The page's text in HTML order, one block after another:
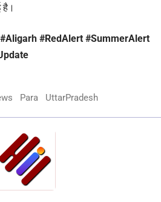
है।
#RedAlert #SummerAlert
Para UttarPradesh